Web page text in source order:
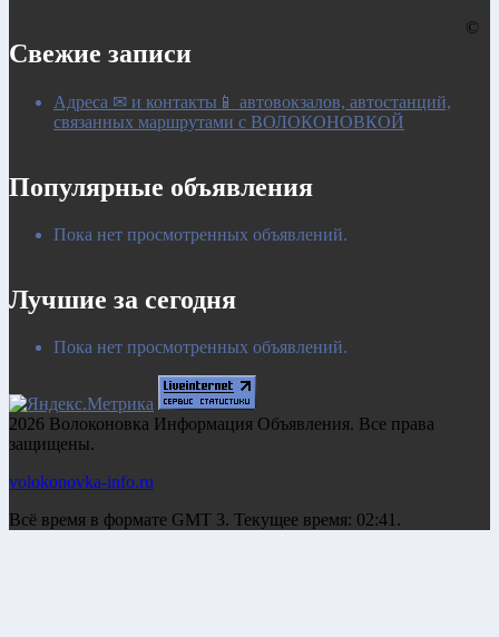
Свежие записи
Адреса ✉ и контакты📱 автовокзалов, автостанций,
связанных маршрутами с ВОЛОКОНОВКОЙ
Популярные объявления
Пока нет просмотренных объявлений.
Лучшие за сегодня
Пока нет просмотренных объявлений.
©
2026 Волоконовка Информация Объявления. Все права
защищены.
volokonovka-info.ru
Всё время в формате GMT 3. Текущее время: 02:41.